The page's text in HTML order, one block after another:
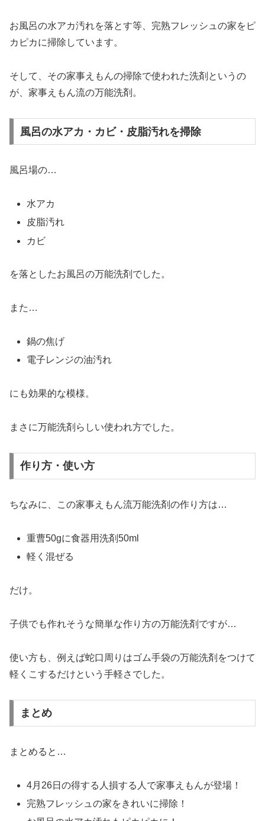
お風呂の水アカ汚れを落とす等、完熟フレッシュの家をピ
カピカに掃除しています。
そして、その家事えもんの掃除で使われた洗剤というの
が、家事えもん流の万能洗剤。
風呂の水アカ・カビ・皮脂汚れを掃除
風呂場の…
水アカ
皮脂汚れ
カビ
を落としたお風呂の万能洗剤でした。
また…
鍋の焦げ
電子レンジの油汚れ
にも効果的な模様。
まさに万能洗剤らしい使われ方でした。
作り方・使い方
ちなみに、この家事えもん流万能洗剤の作り方は…
重曹50gに食器用洗剤50ml
軽く混ぜる
だけ。
子供でも作れそうな簡単な作り方の万能洗剤ですが…
使い方も、例えば蛇口周りはゴム手袋の万能洗剤をつけて
軽くこするだけという手軽さでした。
まとめ
まとめると…
4月26日の得する人損する人で家事えもんが登場！
完熟フレッシュの家をきれいに掃除！